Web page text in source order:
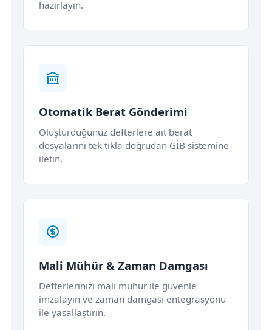
hazırlayın.
Otomatik Berat Gönderimi
Oluşturduğunuz defterlere ait berat
dosyalarını tek tıkla doğrudan GİB sistemine
iletin.
Mali Mühür & Zaman Damgası
Defterlerinizi mali mühür ile güvenle
imzalayın ve zaman damgası entegrasyonu
ile yasallaştırın.